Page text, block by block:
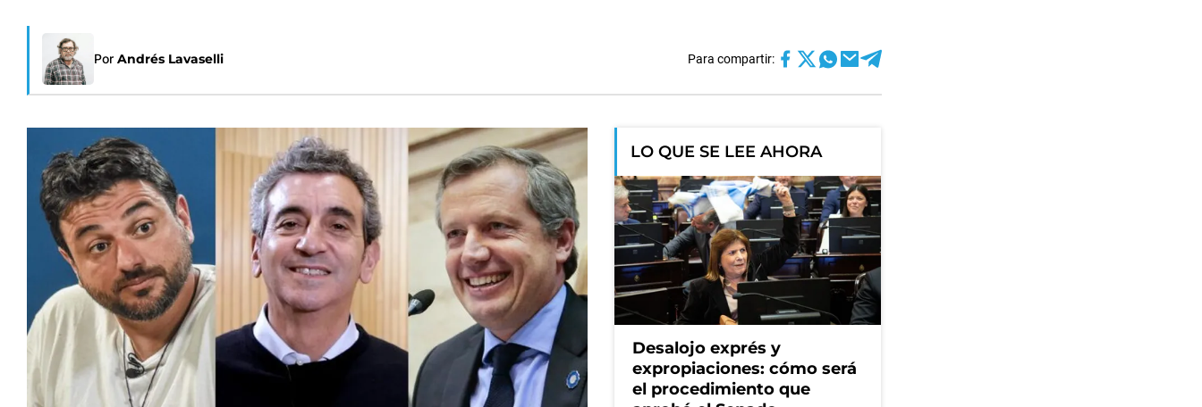
Por Andrés Lavaselli Para compartir:
LO QUE SE LEE AHORA
Desalojo exprés y
expropiaciones: cómo será
el procedimiento que